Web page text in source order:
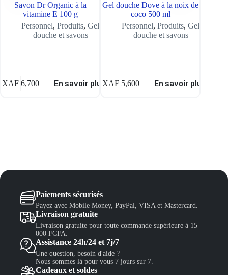
Savon Dr Organic à la
vitamine E 100 g
Personnel,Produits,Gel
douche et savons
XAF6,700 En savoir plus
Gel douche Dove à la noix de
coco 500 ml
Personnel,Produits,Gel
douche et savons
XAF5,600 En savoir plus
Paiements sécurisés
Payez avec Mobile Money, PayPal, VISA et Mastercard.
Livraison gratuite
Livraison gratuite pour toute commande supérieure à 15
000 FCFA.
Assistance 24h/24 et 7j/7
Une question, besoin d'aide ?
Nous sommes là pour vous 7 jours sur 7.
Cadeaux et soldes